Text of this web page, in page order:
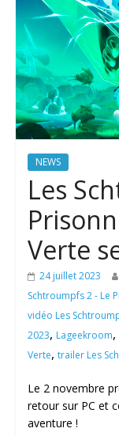
NEWS
Les
Verte
24 juillet 2023
Schtroumpfs 2 - Le
vidéo Les
2023, Lageekroom,
Verte, trailer Les
Le 2 novembre
retour sur PC et
aventure !